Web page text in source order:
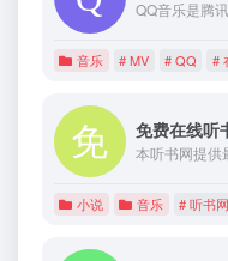
音乐 # MV # QQ #
免费在线听
本听书网提供
小说 音乐 # 听书网